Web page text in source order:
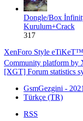
Dongle/Box
Kurulum+Crack
317
XenForo Style
Community platform by
[XGT] Forum statistics
GsmGezgini - 2021
Türkçe (TR)
RSS